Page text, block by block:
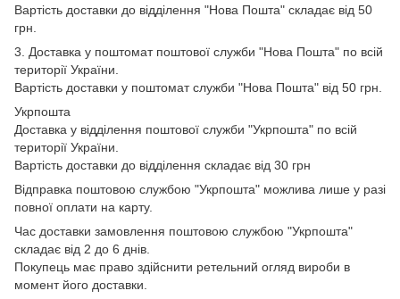
Вартість доставки до відділення "Нова Пошта" складає від 50
грн.
3. Доставка у поштомат поштової служби "Нова Пошта" по всій
території України.
Вартість доставки у поштомат служби "Нова Пошта" від 50 грн.
Укрпошта
Доставка у відділення поштової служби "Укрпошта" по всій
території України.
Вартість доставки до відділення складає від 30 грн
Відправка поштовою службою "Укрпошта" можлива лише у разі
повної оплати на карту.
Час доставки замовлення поштовою службою "Укрпошта"
складає від 2 до 6 днів.
Покупець має право здійснити ретельний огляд вироби в
момент його доставки.